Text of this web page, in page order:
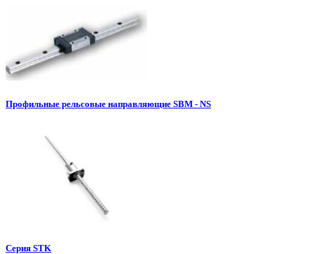
Профильные рельсовые направляющие SBM - NS
Серия STK